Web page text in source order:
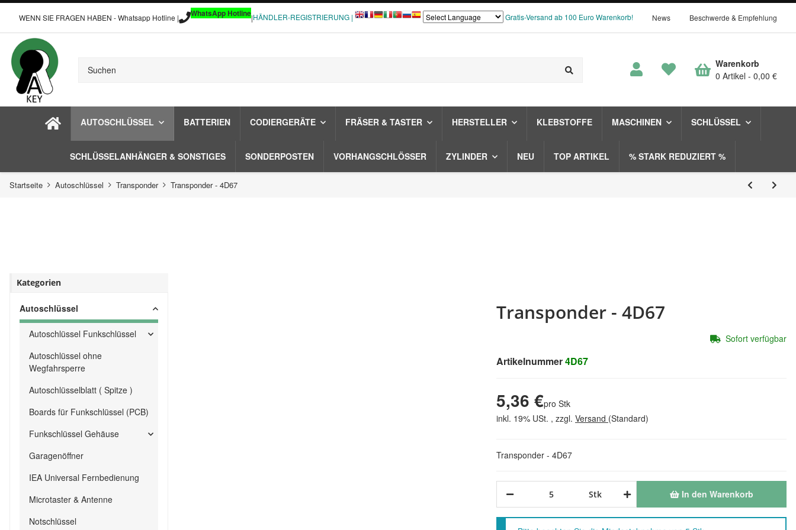
WENN SIE FRAGEN HABEN - Whatsapp Hotline | WhatsApp Hotline|HÄNDLER-REGISTRIERUNG | Gratis-Versand ab 100 Euro Warenkorb! News Beschwerde & Empfehlung
AUTOSCHLÜSSEL BATTERIEN CODIERGERÄTE FRÄSER & TASTER HERSTELLER KLEBSTOFFE MASCHINEN SCHLÜSSEL
SCHLÜSSELANHÄNGER & SONSTIGES SONDERPOSTEN VORHANGSCHLÖSSER ZYLINDER NEU TOP ARTIKEL % STARK REDUZIERT %
Warenkorb
0 Artikel
0,00 €
Startseite Autoschlüssel Transponder Transponder - 4D67
Transponder - 4D67
Artikelnummer4D67
Transponder - 4D67
5,36 €pro Stk
inkl. 19% USt. , zzgl. Versand (Standard)
Stk In den Warenkorb
Sofort verfügbar
Kategorien
Autoschlüssel
Autoschlüssel Funkschlüssel
Autoschlüssel ohne
Wegfahrsperre
Autoschlüsselblatt ( Spitze )
Boards für Funkschlüssel (PCB)
Funkschlüssel Gehäuse
Garagenöffner
IEA Universal Fernbedienung
Microtaster & Antenne
Notschlüssel